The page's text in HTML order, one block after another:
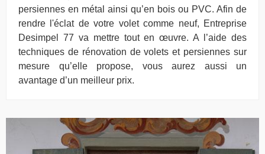
persiennes en métal ainsi qu’en bois ou PVC. Afin de
rendre l'éclat de votre volet comme neuf, Entreprise
Desimpel 77 va mettre tout en œuvre. A l’aide des
techniques de rénovation de volets et persiennes sur
mesure qu’elle propose, vous aurez aussi un
avantage d’un meilleur prix.